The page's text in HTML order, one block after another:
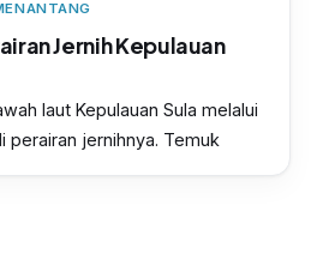
Jernih Kepulauan
laut Kepulauan Sula melalui
perairan jernihnya. Temuk